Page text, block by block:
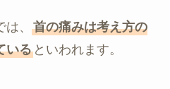
、 首の痛みは考え方の
いるといわれます。